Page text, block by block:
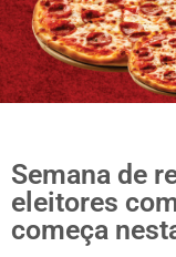
Semana de
eleitores
começa